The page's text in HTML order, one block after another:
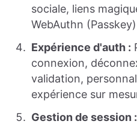
sociale, liens
WebAuthn
Expérience d'auth :
connexion,
validation,
expérience sur
Gestion de session :